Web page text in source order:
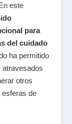
este
para
del cuidado
ha permitido
atravesados
otros
de